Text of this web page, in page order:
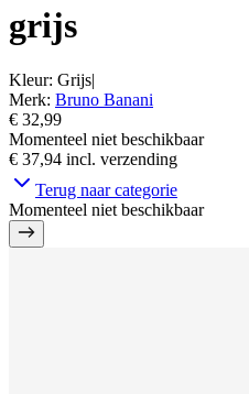
grijs
Kleur: Grijs|
Merk: Bruno Banani
€ 32,99
Momenteel niet beschikbaar
€ 37,94 incl. verzending
Terug naar categorie
Momenteel niet beschikbaar